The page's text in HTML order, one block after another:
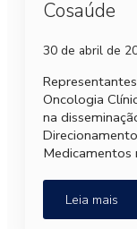
Cosaúde
30 de abril de
Oncologia
na
Medicamentos
Leia mais